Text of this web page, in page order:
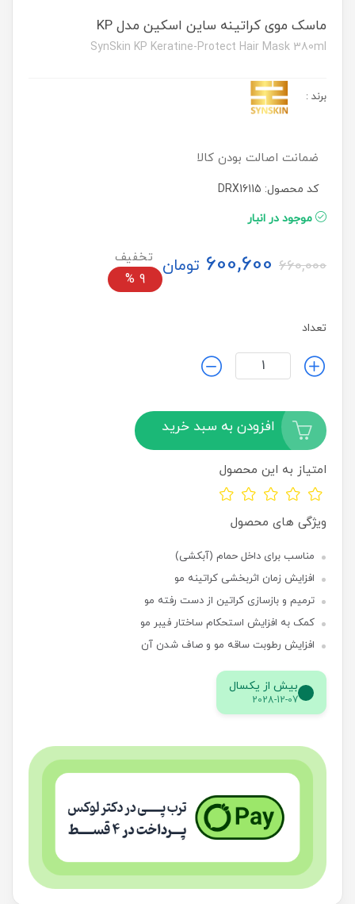
ماسک موی کراتینه ساین اسکین مدل KP
SynSkin KP Keratine-Protect Hair Mask 380ml
برند :
ضمانت اصالت بودن کالا
کد محصول: DRX16115
موجود در انبار
660,000 تومان
9
%
تعداد
افزودن به سبد خرید
امتیاز به این محصول
ویژگی های محصول
مناسب برای داخل حمام (آبکشی)
افزایش زمان اثربخشی کراتینه مو
ترمیم و بازسازی کراتین از دست رفته مو
کمک به افزایش استحکام ساختار فیبر مو
افزایش رطوبت ساقه مو و صاف شدن آن
بیش از یکسال
2028-12-07